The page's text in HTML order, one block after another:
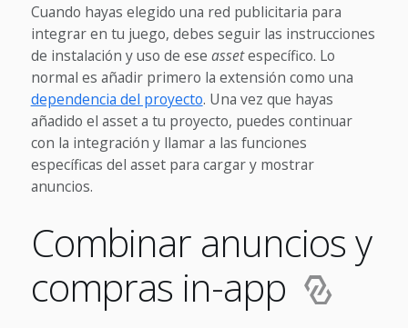
Cuando hayas elegido una red publicitaria para
integrar en tu juego, debes seguir las instrucciones
de instalación y uso de ese assetespecífico. Lo
normal es añadir primero la extensión como una
dependencia del proyecto. Una vez que hayas
añadido el asset a tu proyecto, puedes continuar
con la integración y llamar a las funciones
específicas del asset para cargar y mostrar
anuncios.
Combinar anuncios y
compras in-app